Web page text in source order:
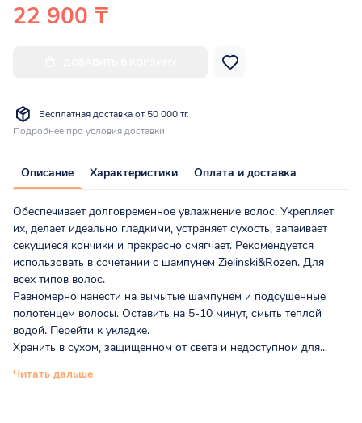
22 900 ₸
Бесплатная доставка от 50 000 тг.
Подробнее про условия доставки
Описание Характеристики Оплата и доставка
Обеспечивает долговременное увлажнение волос. Укрепляет
их, делает идеально гладкими, устраняет сухость, запаивает
секущиеся кончики и прекрасно смягчает. Рекомендуется
использовать в сочетании с шампунем Zielinski&Rozen. Для
всех типов волос.
Равномерно нанести на вымытые шампунем и подсушенные
полотенцем волосы. Оставить на 5-10 минут, смыть теплой
водой. Перейти к укладке.
Хранить в сухом, защищенном от света и недоступном для...
Читать дальше